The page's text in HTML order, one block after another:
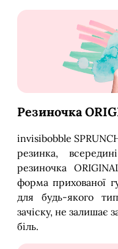
Резиночка
invisibobble
резинка,
резиночка
форма прихованої
для будь-якого
зачіску, не залишає
біль.